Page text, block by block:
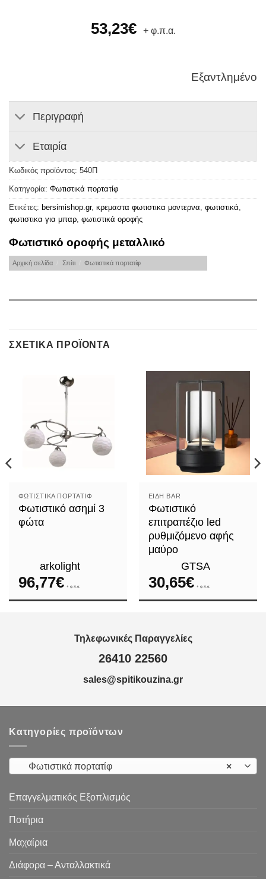
53,23€ + φ.π.α.
Εξαντλημένο
Περιγραφή
Εταιρία
Κωδικός προϊόντος: 540Π
Κατηγορία: Φωτιστικά πορτατίφ
Ετικέτες: bersimishop.gr, κρεμαστα φωτιστικα μοντερνα φωτιστικά
φωτιστικα για μπαρ φωτιστικά οροφής
Φωτιστικό οροφής μεταλλικό
Αρχική σελίδα Σπίτι Φωτιστικά πορτατίφ
ΣΧΕΤΙΚΆ ΠΡΟΪΌΝΤΑ
ΦΩΤΙΣΤΙΚΆ ΠΟΡΤΑΤΊΦ
Φωτιστικό ασημί 3
φώτα
arkolight
96,77€ + φ.π.α.
ΕΊΔΗ ΒAR
Φωτιστικό
επιτραπέζιο led
ρυθμιζόμενο αφής
μαύρο
GTSA
30,65€ + φ.π.α.
Τηλεφωνικές Παραγγελίες
26410 22560
sales@spitikouzina.gr
Κατηγορίες προϊόντων
×
Φωτιστικά πορτατίφ
Επαγγελματικός Εξοπλισμός
Ποτήρια
Μαχαίρια
Διάφορα – Ανταλλακτικά